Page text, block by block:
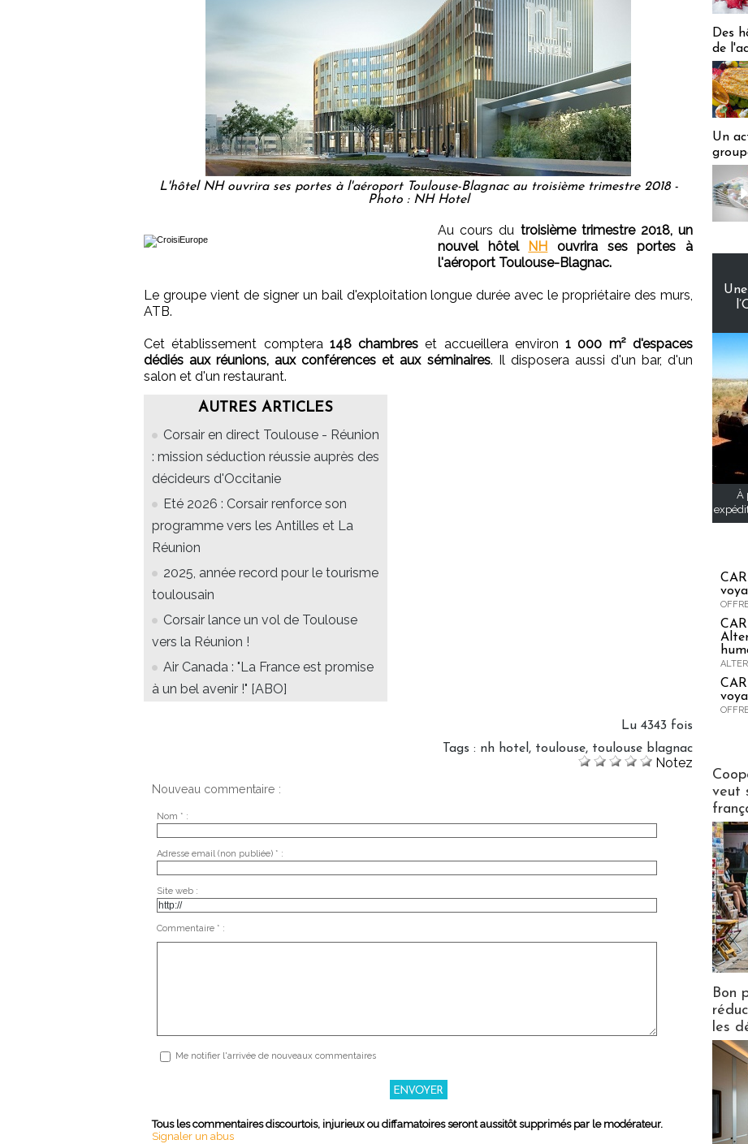
L'hôtel NH ouvrira ses portes à l'aéroport Toulouse-Blagnac au troisième trimestre 2018 -
Photo : NH Hotel
Au cours du troisième trimestre 2018, un
nouvel hôtel
NH
ouvrira ses portes à
l'aéroport Toulouse-Blagnac.
Le groupe vient de signer un bail d'exploitation longue durée avec le propriétaire des murs,
ATB.
Cet établissement comptera 148 chambres et accueillera environ1 000 m² d'espaces
dédiés aux réunions, aux conférences et aux séminaires. Il disposera aussi d'un bar, d'un
salon et d'un restaurant.
AUTRES ARTICLES
Corsair en direct Toulouse - Réunion
: mission séduction réussie auprès des
décideurs d'Occitanie
Eté 2026 : Corsair renforce son
programme vers les Antilles et La
Réunion
2025, année record pour le tourisme
toulousain
Corsair lance un vol de Toulouse
vers la Réunion !
Air Canada : "La France est promise
à un bel avenir !" [ABO]
Lu 4343 fois
Tags : nh hotel , toulouse, toulouse blagnac
Notez
Nouveau commentaire :
Nom * :
Adresse email (non publiée) * :
Site web :
Commentaire * :
Me notifier l'arrivée de nouveaux commentaires
Tous les commentaires discourtois, injurieux ou diffamatoires seront aussitôt supprimés par le modérateur.
Signaler un abus
Des
de
Un
À
veut
Bon
les